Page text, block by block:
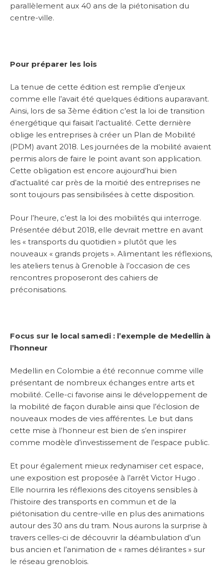
parallèlement aux 40 ans de la piétonisation du
centre-ville.
Pour préparer les lois
La tenue de cette édition est remplie d’enjeux
comme elle l’avait été quelques éditions auparavant.
Ainsi, lors de sa 3ème édition c’est la loi de transition
énergétique qui faisait l’actualité. Cette dernière
oblige les entreprises à créer un Plan de Mobilité
(PDM) avant 2018. Les journées de la mobilité avaient
permis alors de faire le point avant son application.
Cette obligation est encore aujourd’hui bien
d’actualité car près de la moitié des entreprises ne
sont toujours pas sensibilisées à cette disposition.
Pour l’heure, c’est la loi des mobilités qui interroge.
Présentée début 2018, elle devrait mettre en avant
les « transports du quotidien » plutôt que les
nouveaux « grands projets ». Alimentant les réflexions,
les ateliers tenus à Grenoble à l’occasion de ces
rencontres proposeront des cahiers de
préconisations.
Focus sur le local samedi : l’exemple de Medellin à
l’honneur
Medellin en Colombie a été reconnue comme ville
présentant de nombreux échanges entre arts et
mobilité. Celle-ci favorise ainsi le développement de
la mobilité de façon durable ainsi que l’éclosion de
nouveaux modes de vies afférentes. Le but dans
cette mise à l’honneur est bien de s’en inspirer
comme modèle d’investissement de l’espace public.
Et pour également mieux redynamiser cet espace,
une exposition est proposée à l’arrêt Victor Hugo .
Elle nourrira les réflexions des citoyens sensibles à
l’histoire des transports en commun et de la
piétonisation du centre-ville en plus des animations
autour des 30 ans du tram. Nous aurons la surprise à
travers celles-ci de découvrir la déambulation d’un
bus ancien et l’animation de « rames délirantes » sur
le réseau grenoblois.